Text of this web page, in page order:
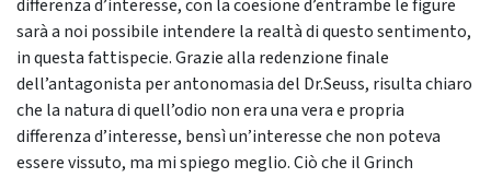
differenza d’interesse, con la coesione d’entrambe le figure
sarà a noi possibile intendere la realtà di questo sentimento,
in questa fattispecie. Grazie alla redenzione finale
dell’antagonista per antonomasia del Dr.Seuss, risulta chiaro
che la natura di quell’odio non era una vera e propria
differenza d’interesse, bensì un’interesse che non poteva
essere vissuto, ma mi spiego meglio. Ciò che il Grinch